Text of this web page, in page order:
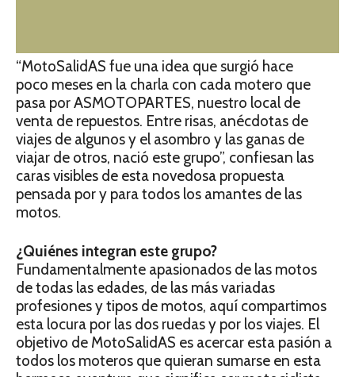
“MotoSalidAS fue una idea que surgió hace
poco meses en la charla con cada motero que
pasa por ASMOTOPARTES, nuestro local de
venta de repuestos. Entre risas, anécdotas de
viajes de algunos y el asombro y las ganas de
viajar de otros, nació este grupo”, confiesan las
caras visibles de esta novedosa propuesta
pensada por y para todos los amantes de las
motos.
¿Quiénes integran este grupo?
Fundamentalmente apasionados de las motos
de todas las edades, de las más variadas
profesiones y tipos de motos, aquí compartimos
esta locura por las dos ruedas y por los viajes. El
objetivo de MotoSalidAS es acercar esta pasión a
todos los moteros que quieran sumarse en esta